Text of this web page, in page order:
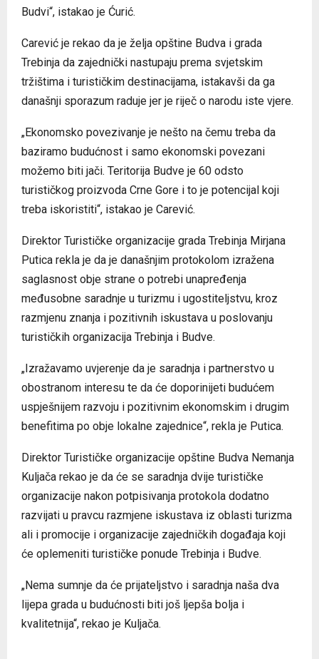
Budvi“, istakao je Ćurić.
Carević je rekao da je želja opštine Budva i grada
Trebinja da zajednički nastupaju prema svjetskim
tržištima i turističkim destinacijama, istakavši da ga
današnji sporazum raduje jer je riječ o narodu iste vjere.
„Ekonomsko povezivanje je nešto na čemu treba da
baziramo budućnost i samo ekonomski povezani
možemo biti jači. Teritorija Budve je 60 odsto
turističkog proizvoda Crne Gore i to je potencijal koji
treba iskoristiti“, istakao je Carević.
Direktor Turističke organizacije grada Trebinja Mirjana
Putica rekla je da je današnjim protokolom izražena
saglasnost obje strane o potrebi unapređenja
međusobne saradnje u turizmu i ugostiteljstvu, kroz
razmjenu znanja i pozitivnih iskustava u poslovanju
turističkih organizacija Trebinja i Budve.
„Izražavamo uvjerenje da je saradnja i partnerstvo u
obostranom interesu te da će doporinijeti budućem
uspješnijem razvoju i pozitivnim ekonomskim i drugim
benefitima po obje lokalne zajednice“, rekla je Putica.
Direktor Turističke organizacije opštine Budva Nemanja
Kuljača rekao je da će se saradnja dvije turističke
organizacije nakon potpisivanja protokola dodatno
razvijati u pravcu razmjene iskustava iz oblasti turizma
ali i promocije i organizacije zajedničkih događaja koji
će oplemeniti turističke ponude Trebinja i Budve.
„Nema sumnje da će prijateljstvo i saradnja naša dva
lijepa grada u budućnosti biti još ljepša bolja i
kvalitetnija“, rekao je Kuljača.